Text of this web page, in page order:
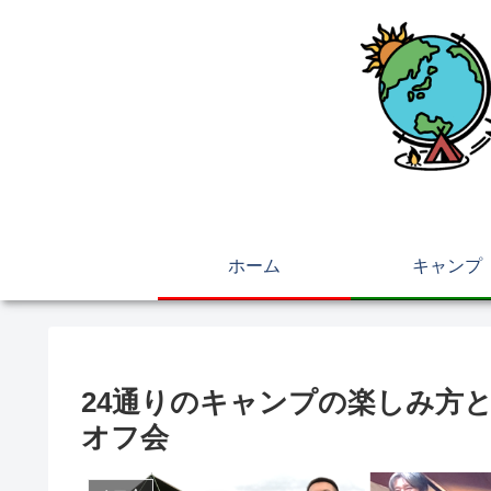
ホーム キャンプ
24通りのキャンプの楽しみ方
オフ会